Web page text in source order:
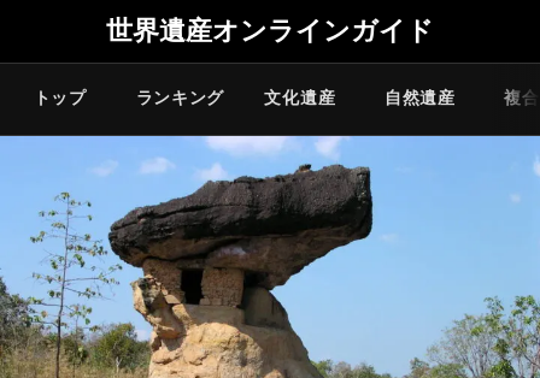
世界遺産オンラインガイド
トップ ランキング 文化遺産 自然遺産 複